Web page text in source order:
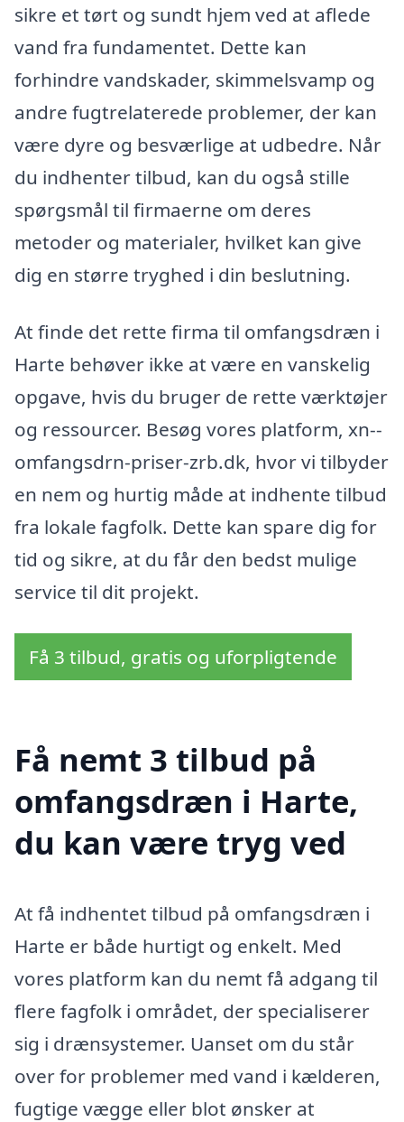
sikre et tørt og sundt hjem ved at aflede
vand fra fundamentet. Dette kan
forhindre vandskader, skimmelsvamp og
andre fugtrelaterede problemer, der kan
være dyre og besværlige at udbedre. Når
du indhenter tilbud, kan du også stille
spørgsmål til firmaerne om deres
metoder og materialer, hvilket kan give
dig en større tryghed i din beslutning.
At finde det rette firma til omfangsdræn i
Harte behøver ikke at være en vanskelig
opgave, hvis du bruger de rette værktøjer
og ressourcer. Besøg vores platform, xn--
omfangsdrn-priser-zrb.dk, hvor vi tilbyder
en nem og hurtig måde at indhente tilbud
fra lokale fagfolk. Dette kan spare dig for
tid og sikre, at du får den bedst mulige
service til dit projekt.
Få 3 tilbud, gratis og uforpligtende
Få nemt 3 tilbud på
omfangsdræn i Harte,
du kan være tryg ved
At få indhentet tilbud på omfangsdræn i
Harte er både hurtigt og enkelt. Med
vores platform kan du nemt få adgang til
flere fagfolk i området, der specialiserer
sig i drænsystemer. Uanset om du står
over for problemer med vand i kælderen,
fugtige vægge eller blot ønsker at